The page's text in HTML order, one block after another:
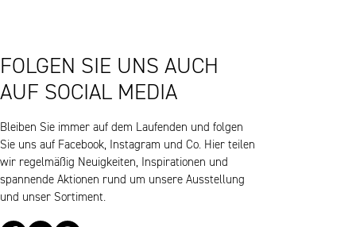
FOLGEN SIE UNS AUCH
AUF SOCIAL MEDIA
Bleiben Sie immer auf dem Laufenden und folgen
Sie uns auf Facebook, Instagram und Co. Hier teilen
wir regelmäßig Neuigkeiten, Inspirationen und
spannende Aktionen rund um unsere Ausstellung
und unser Sortiment.